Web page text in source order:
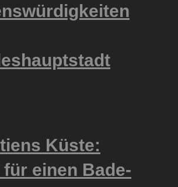
Küste:
für einen Bade-